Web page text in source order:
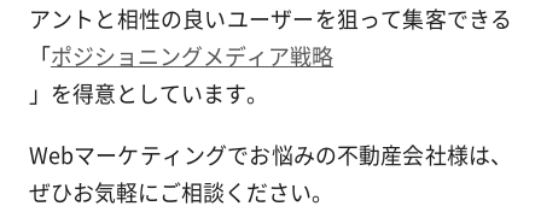
アントと相性の良いユーザーを狙って集客できる
「ポジショニングメディア戦略
」を得意としています。
Webマーケティングでお悩みの不動産会社様は、
ぜひお気軽にご相談ください。